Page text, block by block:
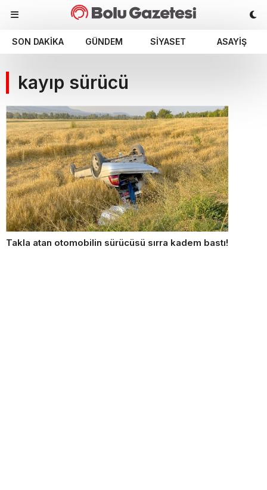
SON DAKIKA GÜNDEM SIYASET ASAYIŞ
kayıp sürücü
Takla atan otomobilin sürücüsü sırra kadem bastı!